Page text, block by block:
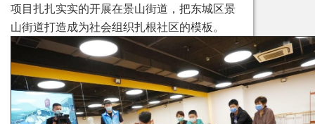
项目扎扎实实的开展在景山街道，把东城区景
山街道打造成为社会组织扎根社区的模板。